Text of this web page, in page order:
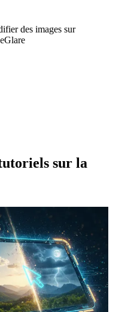
des images sur
sur la